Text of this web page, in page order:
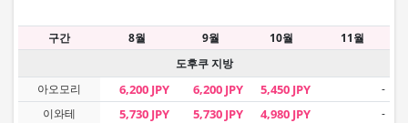
구간 8월 9월 10월
11월
도후쿠 지방
아오모리
6,200 JPY 6,200 JPY 5,450 JPY
-
이와테
5,730 JPY 5,730 JPY 4,980 JPY
-